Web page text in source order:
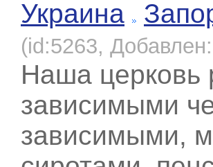
Украина
(id:5263,
Наша церковь
зависимыми
зависимыми,